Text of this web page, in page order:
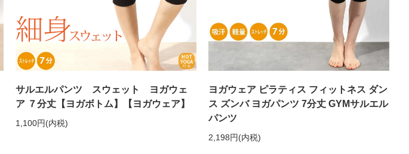
サルエルパンツ スウェット ヨガウェ
ア ７分丈【ヨガボトム】【ヨガウェア】
1,100円(内税)
ヨガウェア ピラティス フィットネス ダン
ス ズンバ ヨガパンツ 7分丈 GYMサルエル
パンツ
2,198円(内税)